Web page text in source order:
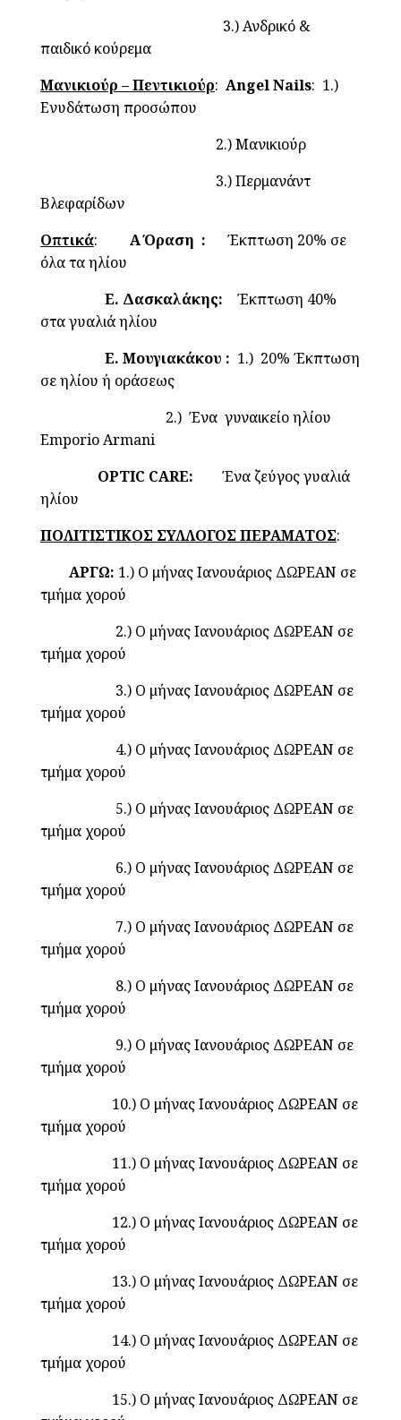
3.) Ανδρικό &
παιδικό κούρεμα
Μανικιούρ – Πεντικιούρ: Angel Nails: 1.)
Ενυδάτωση προσώπου
2.) Μανικιούρ
3.) Περμανάντ
Βλεφαρίδων
Οπτικά: Α Όραση :
Έκπτωση 20% σε
όλα τα ηλίου
Ε. Δασκαλάκης:
Έκπτωση 40%
στα γυαλιά ηλίου
Ε. Μουγιακάκου : 1.) 20% Έκπτωση
σε ηλίου ή οράσεως
2.) Ένα γυναικείο ηλίου
Emporio Armani
OPTIC CARE:
Ένα ζεύγος γυαλιά
ηλίου
ΠΟΛΙΤΙΣΤΙΚΟΣ ΣΥΛΛΟΓΟΣ ΠΕΡΑΜΑΤΟΣ:
ΑΡΓΩ: 1.) Ο μήνας Ιανουάριος ΔΩΡΕΑΝ σε
τμήμα χορού
2.) Ο μήνας Ιανουάριος ΔΩΡΕΑΝ σε
τμήμα χορού
3.) Ο μήνας Ιανουάριος ΔΩΡΕΑΝ σε
τμήμα χορού
4.) Ο μήνας Ιανουάριος ΔΩΡΕΑΝ σε
τμήμα χορού
5.) Ο μήνας Ιανουάριος ΔΩΡΕΑΝ σε
τμήμα χορού
6.) Ο μήνας Ιανουάριος ΔΩΡΕΑΝ σε
τμήμα χορού
7.) Ο μήνας Ιανουάριος ΔΩΡΕΑΝ σε
τμήμα χορού
8.) Ο μήνας Ιανουάριος ΔΩΡΕΑΝ σε
τμήμα χορού
9.) Ο μήνας Ιανουάριος ΔΩΡΕΑΝ σε
τμήμα χορού
10.) Ο μήνας Ιανουάριος ΔΩΡΕΑΝ σε
τμήμα χορού
11.) Ο μήνας Ιανουάριος ΔΩΡΕΑΝ σε
τμήμα χορού
12.) Ο μήνας Ιανουάριος ΔΩΡΕΑΝ σε
τμήμα χορού
13.) Ο μήνας Ιανουάριος ΔΩΡΕΑΝ σε
τμήμα χορού
14.) Ο μήνας Ιανουάριος ΔΩΡΕΑΝ σε
τμήμα χορού
15.) Ο μήνας Ιανουάριος ΔΩΡΕΑΝ σε